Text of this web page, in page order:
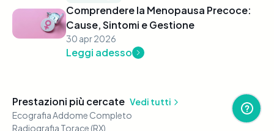
Comprendere la Menopausa Precoce:
Cause, Sintomi e Gestione
30 apr 2026
Leggi adesso
Prestazioni più cercate Vedi tutti
Ecografia Addome Completo
Radiografia Torace (RX)